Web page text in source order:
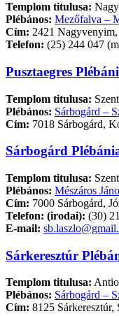
Templom titulusa:
Plébános: Mezőfalva –
Cím: 2421
Telefon: (25) 244 047
Pusztaegres
Templom titulusa:
Plébános: Sárbogárd –
Cím: 7018 Sárbogárd,
Sárbogárd
Templom titulusa:
Plébános: Mészáros
Cím: 7000 Sárbogárd,
Telefon: (irodai): (30)
E-mail:
Sárkeresztúr
Templom titulusa:
Plébános: Sárbogárd –
Cím: 8125 Sárkeresztúr,